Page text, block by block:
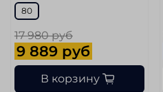
80
17 980 руб
9 889 руб
В корзину